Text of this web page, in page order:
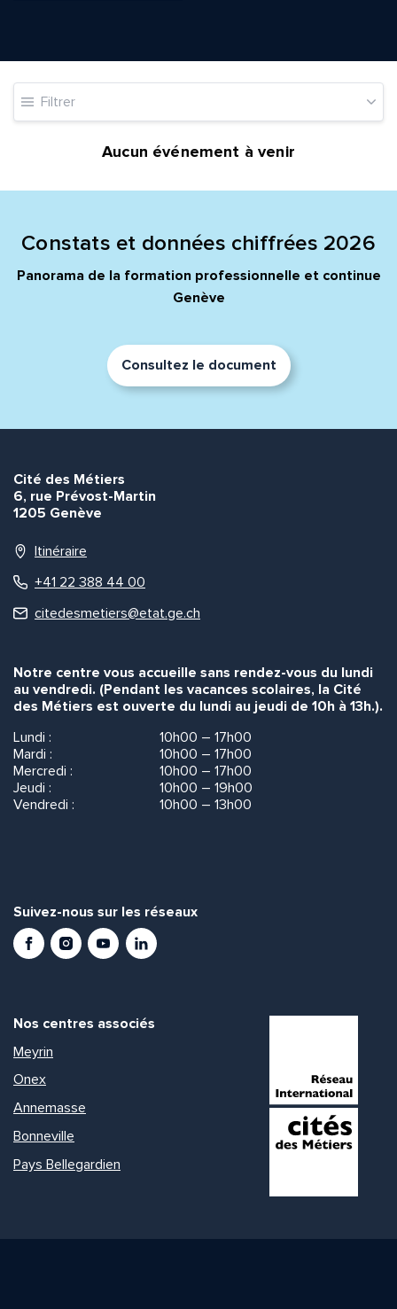
Filtrer
Aucun événement à venir
Constats et données chiffrées 2026
Panorama de la formation professionnelle et continue
Genève
Consultez le document
Cité des Métiers
6, rue Prévost-Martin
1205 Genève
Itinéraire
+41 22 388 44 00
citedesmetiers@etat.ge.ch
Notre centre vous accueille sans rendez-vous du lundi
au vendredi. (Pendant les vacances scolaires, la Cité
des Métiers est ouverte du lundi au jeudi de 10h à 13h.).
Lundi :
10h00 – 17h00
Mardi :
10h00 – 17h00
Mercredi :
10h00 – 17h00
Jeudi :
10h00 – 19h00
Vendredi :
10h00 – 13h00
Suivez-nous sur les réseaux
FacebookInstagramYoutubeLinkedIn
Nos centres associés
Meyrin
Onex
Annemasse
Bonneville
Pays Bellegardien
Prénom et nom*
Message*
Commentaire*